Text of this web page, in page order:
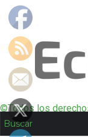
©Todos los